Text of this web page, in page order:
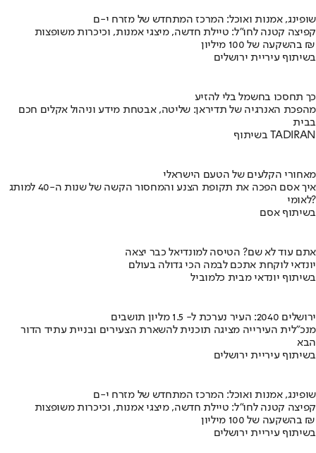
שופינג, אמנות ואוכל: המרכז המתחדש של מזרח י-ם
קפיצה קטנה לחו"ל: טיילת חדשה, מיצגי אמנות, וכיכרות משופצות
בהשקעה של 100 מיליון ₪
בשיתוף עיריית ירושלים
כך תחסכו בחשמל בלי להזיע
מהפכת האנרגיה של תדיראן: שליטה, אבטחת מידע וניהול אקלים חכם
בבית
בשיתוף TADIRAN
מאחורי הקלעים של הטעם הישראלי
איך אסם הפכה את תקופת הצנע והמחסור הקשה של שנות ה-40 למותג
לאומי?
בשיתוף אסם
אתם עוד לא שם? הטיסה למונדיאל כבר יצאה
יונדאי לוקחת אתכם לבמה הכי גדולה בעולם
בשיתוף יונדאי מבית כלמוביל
ירושלים 2040: העיר נערכת ל- 1.5 מליון תושבים
מנכ"לית העירייה מציגה תוכנית להשארת הצעירים ובניית עתיד הדור
הבא
בשיתוף עיריית ירושלים
שופינג, אמנות ואוכל: המרכז המתחדש של מזרח י-ם
קפיצה קטנה לחו"ל: טיילת חדשה, מיצגי אמנות, וכיכרות משופצות
בהשקעה של 100 מיליון ₪
בשיתוף עיריית ירושלים